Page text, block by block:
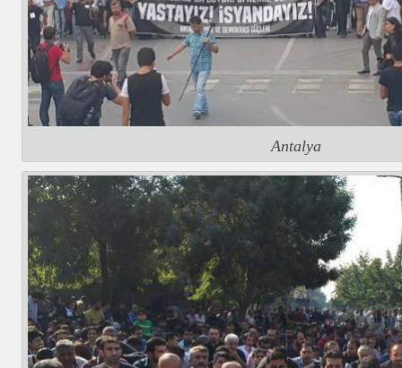
Antalya